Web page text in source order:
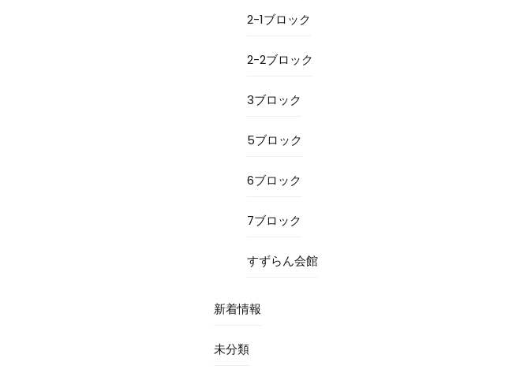
2-1ブロック
2-2ブロック
3ブロック
5ブロック
6ブロック
7ブロック
すずらん会館
新着情報
未分類